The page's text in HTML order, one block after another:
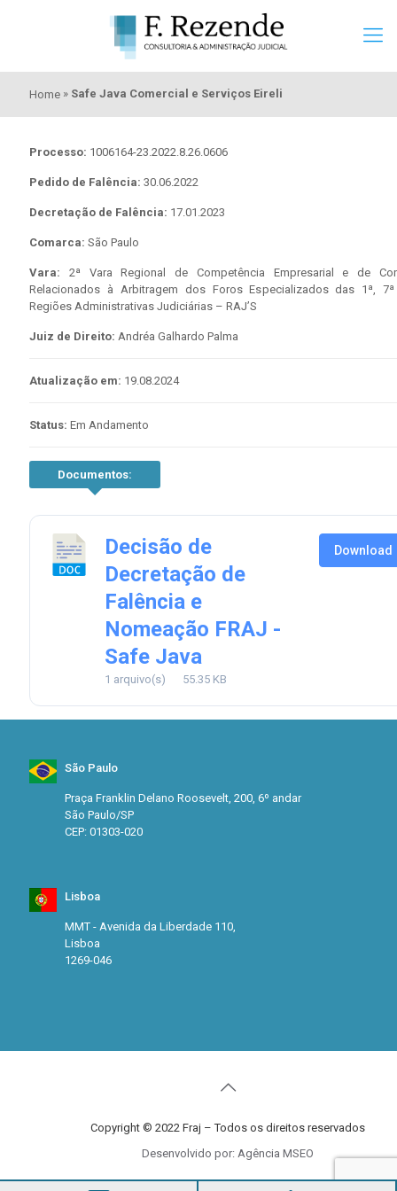
Home » Safe Java Comercial e Serviços Eireli
Processo: 1006164-23.2022.8.26.0606
Pedido de Falência: 30.06.2022
Decretação de Falência: 17.01.2023
Comarca: São Paulo
Vara: 2ª Vara Regional de Competência Empresarial e de
Relacionados à Arbitragem dos Foros Especializados das 1ª,
Regiões Administrativas Judiciárias – RAJ’S
Juiz de Direito: Andréa Galhardo Palma
Atualização em: 19.08.2024
Status: Em Andamento
Documentos:
Decisão de
Decretação de
Falência e
Nomeação FRAJ -
Safe Java
1 arquivo(s) 55.35 KB
Download
São Paulo
Praça Franklin Delano Roosevelt, 200, 6º andar
São Paulo/SP
CEP: 01303-020
Lisboa
MMT - Avenida da Liberdade 110,
Lisboa
1269-046
Copyright © 2022 Fraj – Todos os direitos reservados
Desenvolvido por: Agência MSEO